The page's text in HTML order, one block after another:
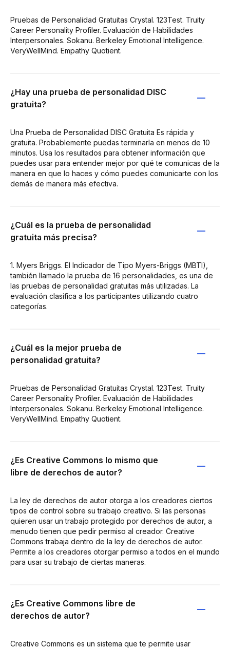
Pruebas de Personalidad Gratuitas Crystal. 123Test. Truity
Career Personality Profiler. Evaluación de Habilidades
Interpersonales. Sokanu. Berkeley Emotional Intelligence.
VeryWellMind. Empathy Quotient.
¿Hay una prueba de personalidad DISC
gratuita?
Una Prueba de Personalidad DISC Gratuita Es rápida y
gratuita. Probablemente puedas terminarla en menos de 10
minutos. Usa los resultados para obtener información que
puedes usar para entender mejor por qué te comunicas de la
manera en que lo haces y cómo puedes comunicarte con los
demás de manera más efectiva.
¿Cuál es la prueba de personalidad
gratuita más precisa?
1. Myers Briggs. El Indicador de Tipo Myers-Briggs (MBTI),
también llamado la prueba de 16 personalidades, es una de
las pruebas de personalidad gratuitas más utilizadas. La
evaluación clasifica a los participantes utilizando cuatro
categorías.
¿Cuál es la mejor prueba de
personalidad gratuita?
Pruebas de Personalidad Gratuitas Crystal. 123Test. Truity
Career Personality Profiler. Evaluación de Habilidades
Interpersonales. Sokanu. Berkeley Emotional Intelligence.
VeryWellMind. Empathy Quotient.
¿Es Creative Commons lo mismo que
libre de derechos de autor?
La ley de derechos de autor otorga a los creadores ciertos
tipos de control sobre su trabajo creativo. Si las personas
quieren usar un trabajo protegido por derechos de autor, a
menudo tienen que pedir permiso al creador. Creative
Commons trabaja dentro de la ley de derechos de autor.
Permite a los creadores otorgar permiso a todos en el mundo
para usar su trabajo de ciertas maneras.
¿Es Creative Commons libre de
derechos de autor?
Creative Commons es un sistema que te permite usar